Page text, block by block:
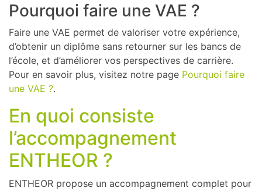
Pourquoi faire une VAE ?
Faire une VAE permet de valoriser votre expérience,
d’obtenir un diplôme sans retourner sur les bancs de
l’école, et d’améliorer vos perspectives de carrière.
Pour en savoir plus, visitez notre page Pourquoi faire
une VAE ?.
En quoi consiste
l’accompagnement
ENTHEOR ?
ENTHEOR propose un accompagnement complet pour